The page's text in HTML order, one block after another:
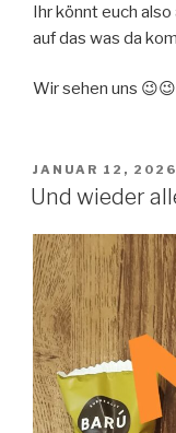
Ihr könnt euch
auf das was da
Wir sehen uns
AM
JANUAR 12, 2026
Und wieder